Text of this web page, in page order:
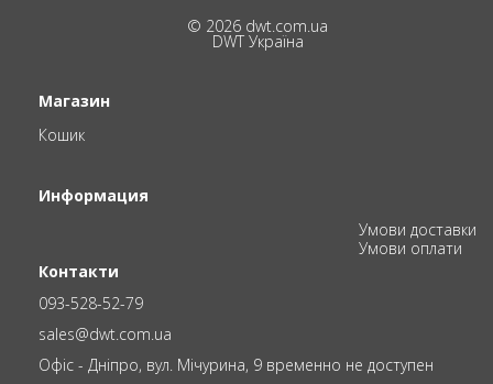
© 2026 dwt.com.ua
DWT Україна
Магазин
Кошик
Информация
Умови доставки
Умови оплати
Контакти
093-528-52-79
sales@dwt.com.ua
Офіс - Дніпро, вул. Мічурина, 9 временно не доступен